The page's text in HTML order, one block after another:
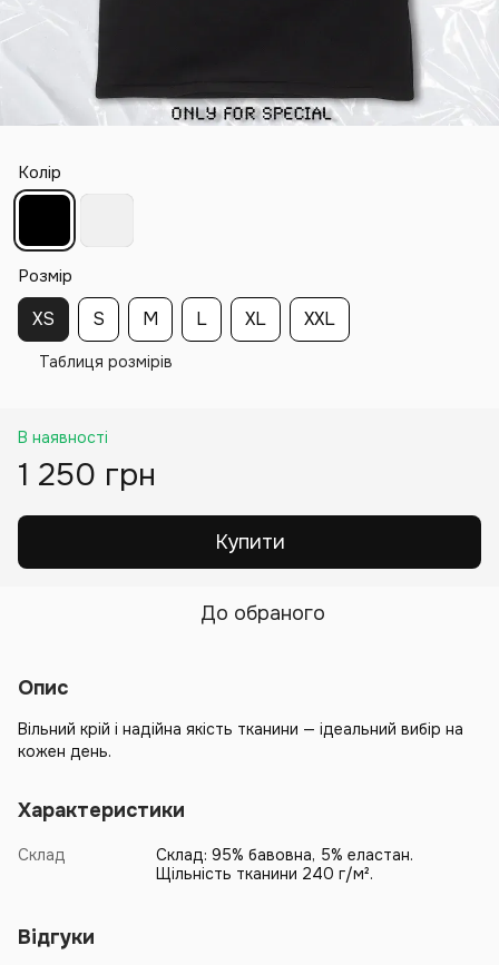
Колір
Розмір
XS S M L XL XXL
Таблиця розмірів
В наявності
1 250 грн
Купити
До обраного
Опис
Вільний крій і надійна якість тканини — ідеальний вибір на
кожен день.
Характеристики
Склад
Склад: 95% бавовна, 5% еластан.
Щільність тканини 240 г/м².
Відгуки